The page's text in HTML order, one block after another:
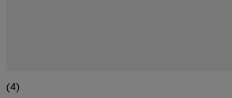
(4)